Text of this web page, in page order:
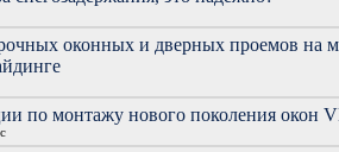
оконных и дверных проемов на
по монтажу нового поколения окон